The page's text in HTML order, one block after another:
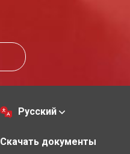
Русский
Скачать документы